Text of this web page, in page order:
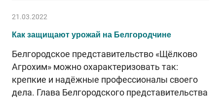
21.03.2022
Как защищают урожай на Белгородчине
Белгородское представительство «Щёлково
Агрохим» можно охарактеризовать так:
крепкие и надёжные профессионалы своего
дела. Глава Белгородского представительства